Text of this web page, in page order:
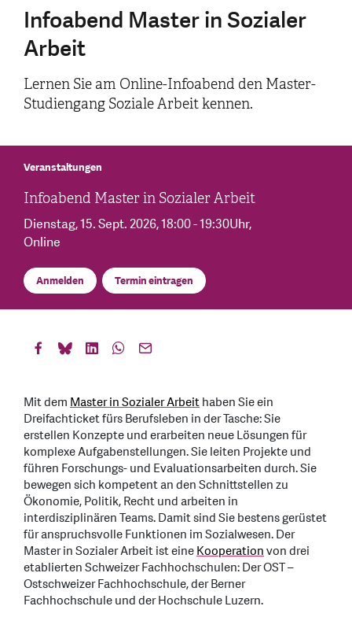
Infoabend Master in Sozialer
Arbeit
Lernen Sie am Online-Infoabend den Master-
Studiengang Soziale Arbeit kennen.
Veranstaltungen
Infoabend Master in Sozialer Arbeit
Dienstag, 15. Sept. 2026, 18:00 - 19:30Uhr,
Online
Anmelden Termin eintragen
Mit dem Master in Sozialer Arbeithaben Sie ein
Dreifachticket fürs Berufsleben in der Tasche: Sie
erstellen Konzepte und erarbeiten neue Lösungen für
komplexe Aufgabenstellungen. Sie leiten Projekte und
führen Forschungs- und Evaluationsarbeiten durch. Sie
bewegen sich kompetent an den Schnittstellen zu
Ökonomie, Politik, Recht und arbeiten in
interdisziplinären Teams. Damit sind Sie bestens gerüstet
für anspruchsvolle Funktionen im Sozialwesen. Der
Master in Sozialer Arbeit ist eineKooperationvon drei
etablierten Schweizer Fachhochschulen: Der OST –
Ostschweizer Fachhochschule, der Berner
Fachhochschule und der Hochschule Luzern.